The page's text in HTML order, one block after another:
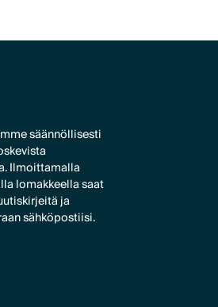
säännöllisesti
Ilmoittamalla
lomakkeella saat
ja
sähköpostiisi.